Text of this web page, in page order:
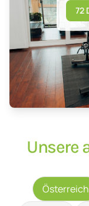
72
Unsere
Österreich